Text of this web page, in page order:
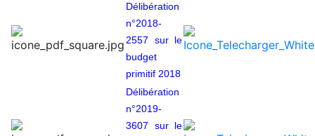
Délibération
n°2018-
2557 sur le
budget
primitif 2018
Délibération
n°2019-
3607 sur le